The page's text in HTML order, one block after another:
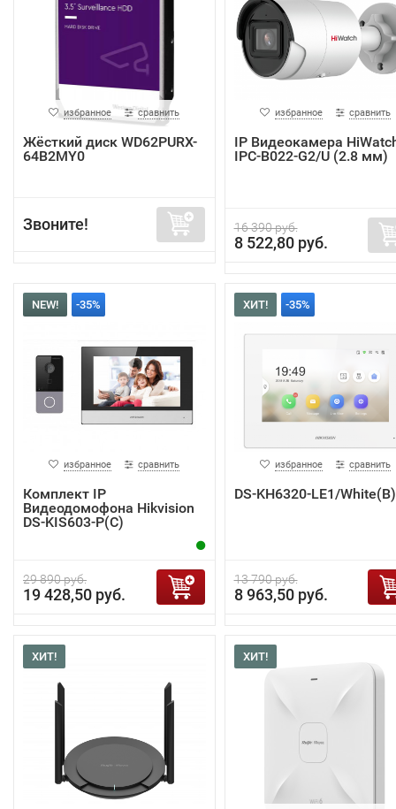
избранное сравнить
Жёсткий диск WD62PURX-
64B2MY0
Звоните!
избранное сравнить
IP Видеокамера
IPC-B022-G2/U (2.8 мм)
16 390 руб.
8 522,80 руб.
NEW! -35%
избранное сравнить
Комплект IP
Видеодомофона Hikvision
DS-KIS603-P(C)
29 890 руб.
19 428,50 руб.
ХИТ! -35%
избранное сравнить
DS-KH6320-LE1/White(B)
13 790 руб.
8 963,50 руб.
ХИТ! ХИТ!